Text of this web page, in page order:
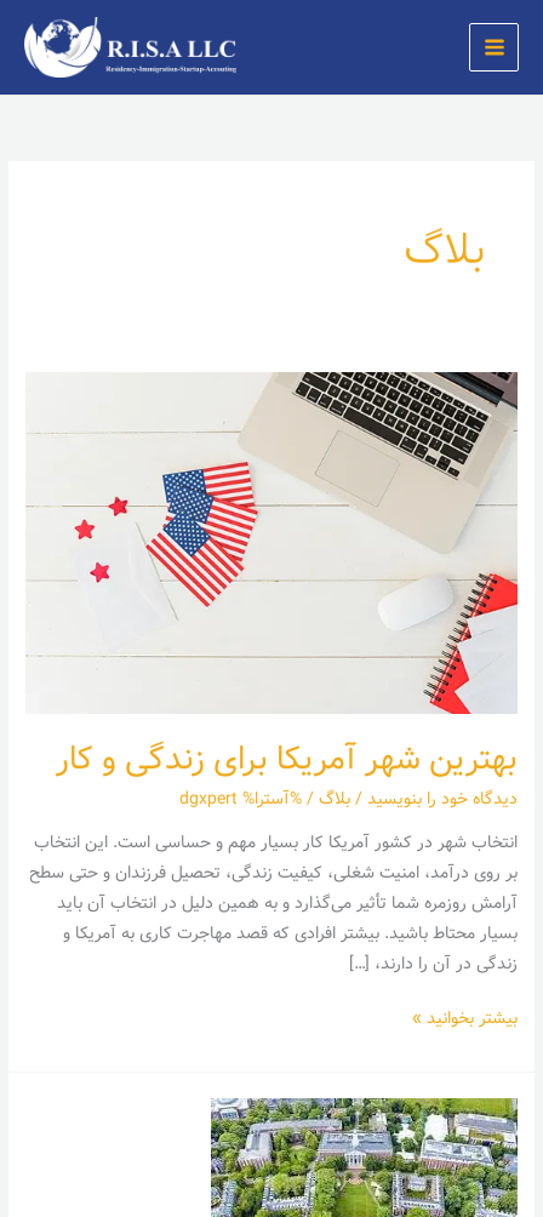
محتوا
بلاگ
بهترین شهر آمریکا برای زندگی و کار
دیدگاه‌ خود را بنویسید/بلاگ/ %آسترا% dgxpert
انتخاب شهر در کشور آمریکا کار بسیار مهم و حساسی است. این انتخاب
بر روی درآمد، امنیت شغلی، کیفیت زندگی، تحصیل فرزندان و حتی سطح
آرامش روزمره شما تأثیر می‌گذارد و به همین دلیل در انتخاب آن باید
بسیار محتاط باشید. بیشتر افرادی که قصد مهاجرت کاری به آمریکا و
زندگی در آن را دارند، […]
بهترین
شهر
آمریکا
زندگی
کار
بیشتر بخوانید »
بهترین
شهر
آمریکا
برای